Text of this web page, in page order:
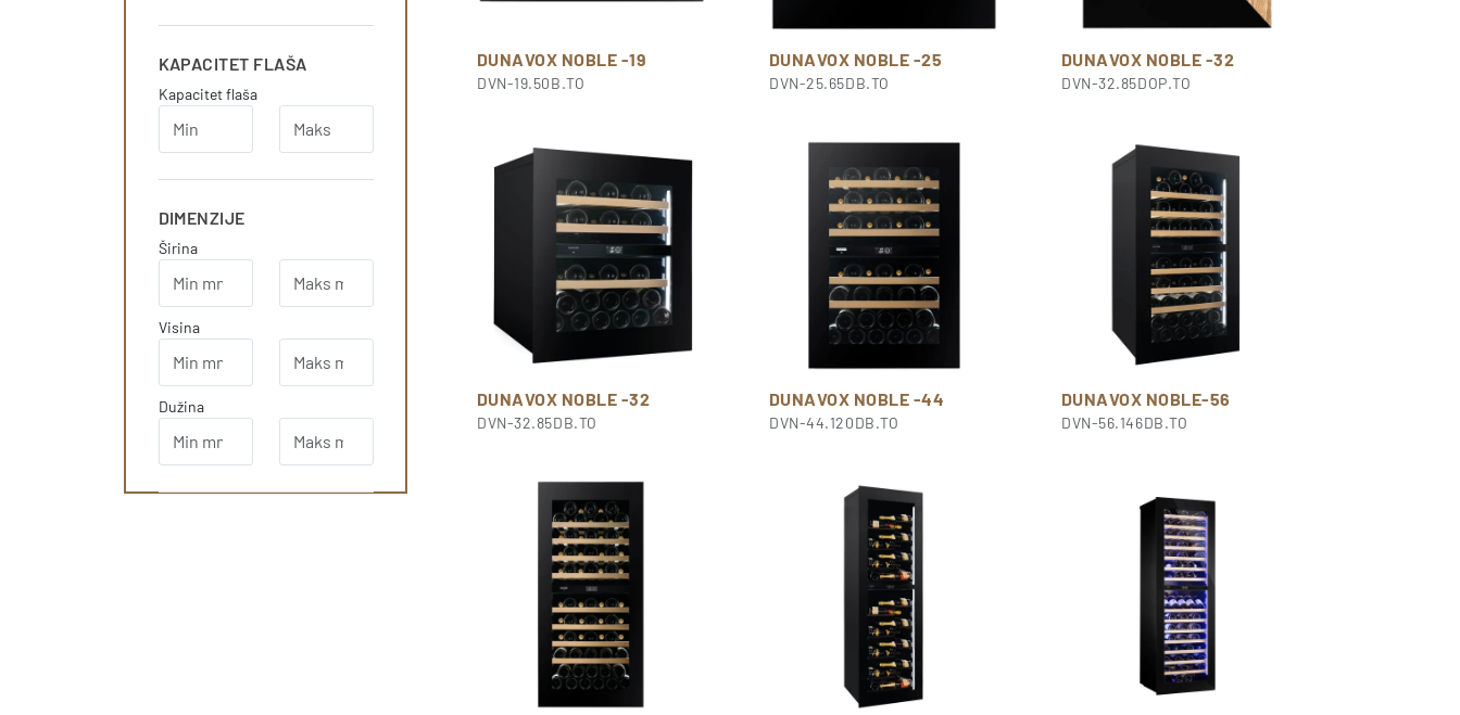
KAPACITET FLAŠA
Kapacitet flaša
DIMENZIJE
Širina
Visina
Dužina
DUNAVOX NOBLE -19
DVN-19.50B.TO
DUNAVOX NOBLE -25
DVN-25.65DB.TO
DUNAVOX NOBLE -32
DVN-32.85DOP.TO
DUNAVOX NOBLE -32
DVN-32.85DB.TO
DUNAVOX NOBLE -44
DVN-44.120DB.TO
DUNAVOX NOBLE-56
DVN-56.146DB.TO